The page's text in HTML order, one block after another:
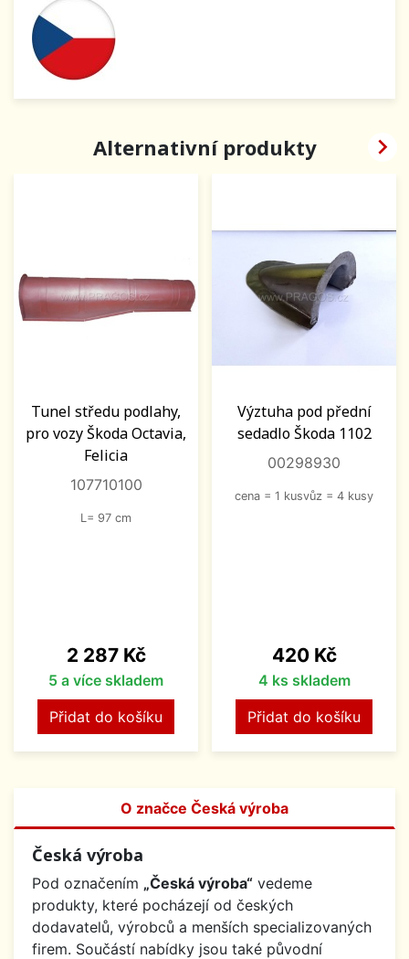
Alternativní produkty
Tunel středu podlahy,
pro vozy Škoda Octavia,
Felicia
107710100
L= 97 cm
Cena
2 287 Kč
5 a více skladem
Přidat do košíku
Výztuha pod přední
sedadlo Škoda 1102
00298930
cena = 1 kusvůz = 4 kusy
Cena
420 Kč
4 ks skladem
Přidat do košíku

O značce Česká výroba
Česká výroba
Pod označením „Česká výroba“ vedeme
produkty, které pocházejí od českých
dodavatelů, výrobců a menších specializovaných
firem. Součástí nabídky jsou také původní